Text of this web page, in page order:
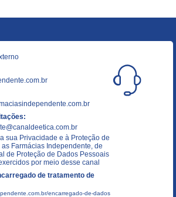
sua Privacidade e à Proteção de
Farmácias Independente, de
de Proteção de Dados Pessoais
por meio desse canal
de tratamento de
encarregado-de-dados